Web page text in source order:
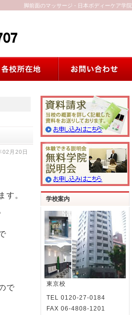
脚前面のマッサージ - 日本ボディーケア学院
02月20日
す。
で
学校案内
東京校
TEL 0120-27-0184
FAX 06-4808-1201